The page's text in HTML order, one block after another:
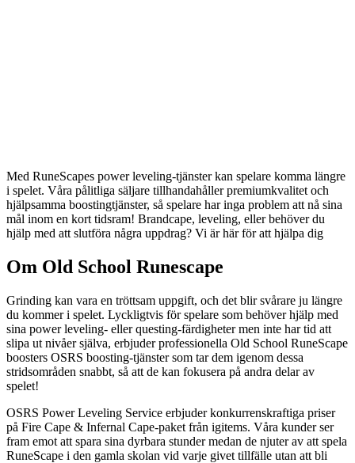
Med RuneScapes power leveling-tjänster kan spelare komma längre
i spelet. Våra pålitliga säljare tillhandahåller premiumkvalitet och
hjälpsamma boostingtjänster, så spelare har inga problem att nå sina
mål inom en kort tidsram! Brandcape, leveling, eller behöver du
hjälp med att slutföra några uppdrag? Vi är här för att hjälpa dig
Om Old School Runescape
Grinding kan vara en tröttsam uppgift, och det blir svårare ju längre
du kommer i spelet. Lyckligtvis för spelare som behöver hjälp med
sina power leveling- eller questing-färdigheter men inte har tid att
slipa ut nivåer själva, erbjuder professionella Old School RuneScape
boosters OSRS boosting-tjänster som tar dem igenom dessa
stridsområden snabbt, så att de kan fokusera på andra delar av
spelet!
OSRS Power Leveling Service erbjuder konkurrenskraftiga priser
på Fire Cape & Infernal Cape-paket från igitems. Våra kunder ser
fram emot att spara sina dyrbara stunder medan de njuter av att spela
RuneScape i den gamla skolan vid varje givet tillfälle utan att bli